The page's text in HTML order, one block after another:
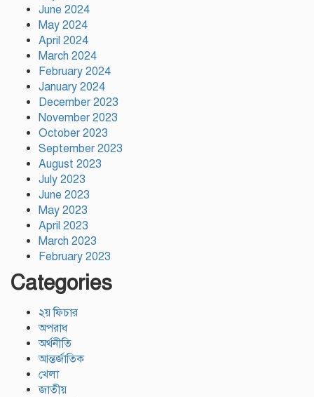
June 2024
May 2024
April 2024
March 2024
February 2024
January 2024
December 2023
November 2023
October 2023
September 2023
August 2023
July 2023
June 2023
May 2023
April 2023
March 2023
February 2023
Categories
২য় ফিচার
অপরাধ
অর্থনীতি
আন্তর্জাতিক
খেলা
জাতীয়